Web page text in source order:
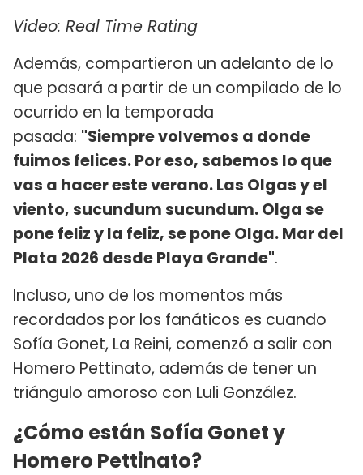
Video: Real Time Rating
Además, compartieron un adelanto de lo
que pasará a partir de un compilado de lo
ocurrido en la temporada
pasada: "Siempre volvemos a donde
fuimos felices. Por eso, sabemos lo que
vas a hacer este verano. Las Olgas y el
viento, sucundum sucundum. Olga se
pone feliz y la feliz, se pone Olga. Mar del
Plata 2026 desde Playa Grande".
Incluso, uno de los momentos más
recordados por los fanáticos es cuando
Sofía Gonet, La Reini, comenzó a salir con
Homero Pettinato, además de tener un
triángulo amoroso con Luli González.
¿Cómo están Sofía Gonet y
Homero Pettinato?